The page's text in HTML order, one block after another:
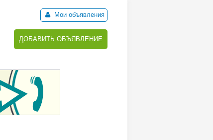
Мои объявления
ДОБАВИТЬ ОБЪЯВЛЕНИЕ